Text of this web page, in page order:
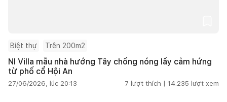
Biệt thự Trên 200m2
NI Villa mẫu nhà hướng Tây chống nóng lấy cảm hứng
từ phố cổ Hội An
27/06/2026, lúc 20:13 7 lượt thích | 14.235 lượt xem